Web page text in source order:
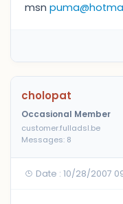
msn
cholopat
Occasional Member
customer.fulladsl.be
Messages: 8
Date : 10/28/2007